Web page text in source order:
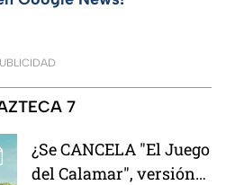
7
¿Se CANCELA "El Juego
del Calamar", versión